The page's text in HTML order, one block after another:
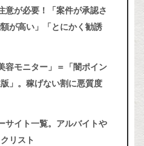
意が必要！「案件が承認さ
が高い」「とにかく勧誘
容モニター」＝「闇ポイン
」。稼げない割に悪質度
サイト一覧。アルバイトや
リスト